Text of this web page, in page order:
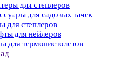
для степлеров
для садовых тачек
для степлеров
для нейлеров
для термопистолетов